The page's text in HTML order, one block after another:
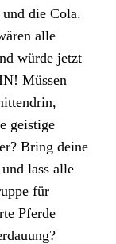
die Cola.
alle
würde jetzt
Müssen
geistige
Bring deine
lass alle
für
Pferde